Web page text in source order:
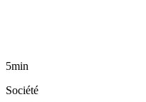
5min
Société